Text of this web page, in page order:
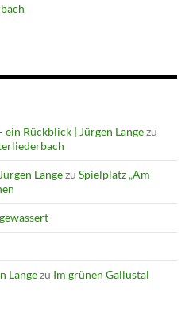
Rückblick | Jürgen Langezu
Langezu Spielplatz „Am
Langezu Im grünen Gallustal